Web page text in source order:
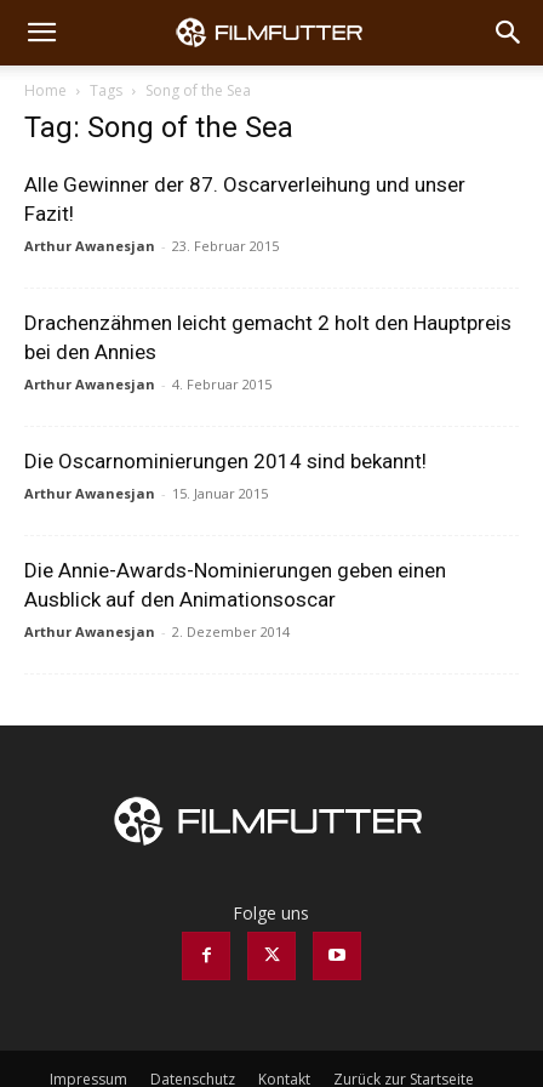
Home Tags Song of the Sea
Tag: Song of the Sea
Alle Gewinner der 87. Oscarverleihung und unser
Fazit!
Arthur Awanesjan - 23. Februar 2015
Drachenzähmen leicht gemacht 2 holt den Hauptpreis
bei den Annies
Arthur Awanesjan - 4. Februar 2015
Die Oscarnominierungen 2014 sind bekannt!
Arthur Awanesjan - 15. Januar 2015
Die Annie-Awards-Nominierungen geben einen
Ausblick auf den Animationsoscar
Arthur Awanesjan - 2. Dezember 2014
Folge uns
Impressum Datenschutz Kontakt Zurück zur Startseite